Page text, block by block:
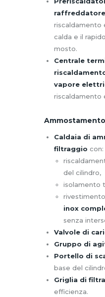
riscaldamento
calda e il
mosto.
Centrale
vapore
riscaldamento
Caldaia di
filtraggio con:
del cilindro,
isolamento
inox
senza
Valvole di
Gruppo di
Portello di
base del
Griglia di
efficienza.